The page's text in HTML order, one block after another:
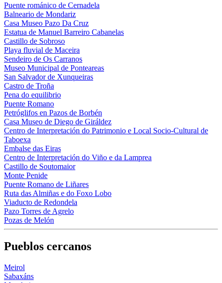
Puente románico de Cernadela
Balneario de Mondariz
Casa Museo Pazo Da Cruz
Estatua de Manuel Barreiro Cabanelas
Castillo de Sobroso
Playa fluvial de Maceira
Sendeiro de Os Carranos
Museo Municipal de Ponteareas
San Salvador de Xunqueiras
Castro de Troña
Pena do equilibrio
Puente Romano
Petróglifos en Pazos de Borbén
Casa Museo de Diego de Giráldez
Centro de Interpretación do Patrimonio e Local Socio-Cultural de
Taboexa
Embalse das Eiras
Centro de Interpretación do Viño e da Lamprea
Castillo de Soutomaior
Monte Penide
Puente Romano de Liñares
Ruta das Almiñas e do Foxo Lobo
Viaducto de Redondela
Pazo Torres de Agrelo
Pozas de Melón
Pueblos cercanos
Meirol
Sabaxáns